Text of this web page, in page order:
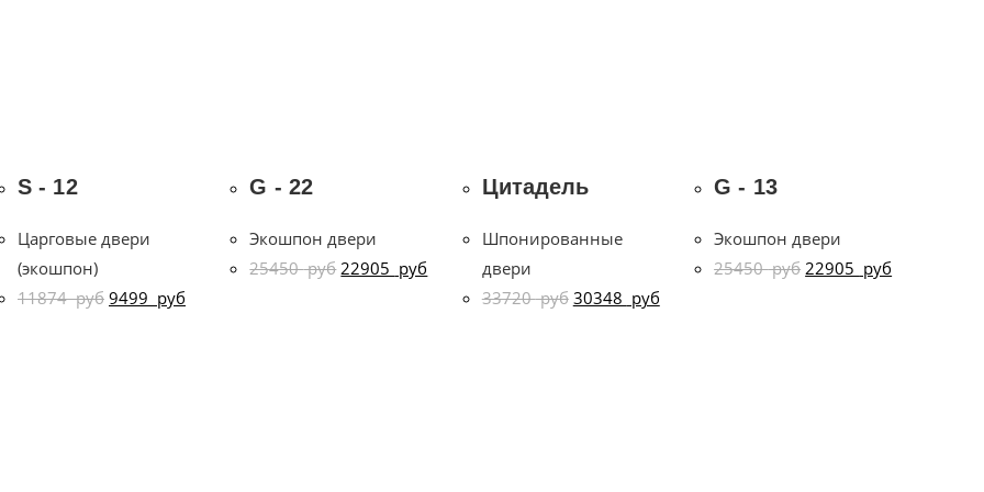
S - 12
Царговые двери
(экошпон)
11874руб 9499 руб
G - 22
Экошпон двери
25450руб 22905 руб
Цитадель
Шпонированные
двери
33720руб 30348 руб
G - 13
Экошпон двери
25450руб 22905 руб